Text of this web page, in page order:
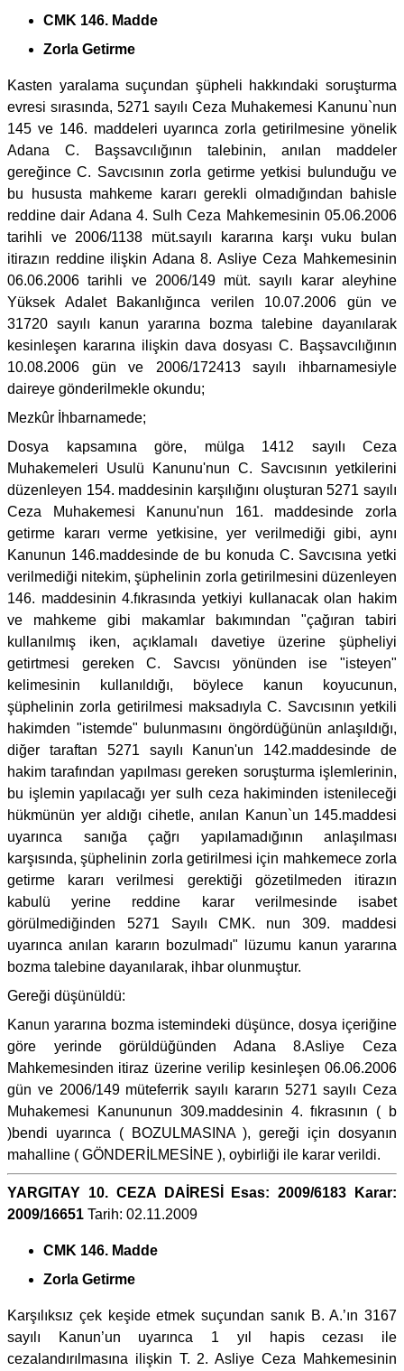
CMK 146. Madde
Zorla Getirme
Kasten yaralama suçundan şüpheli hakkındaki soruşturma
evresi sırasında, 5271 sayılı Ceza Muhakemesi Kanunu`nun
145 ve 146. maddeleri uyarınca zorla getirilmesine yönelik
Adana C. Başsavcılığının talebinin, anılan maddeler
gereğince C. Savcısının zorla getirme yetkisi bulunduğu ve
bu hususta mahkeme kararı gerekli olmadığından bahisle
reddine dair Adana 4. Sulh Ceza Mahkemesinin 05.06.2006
tarihli ve 2006/1138 müt.sayılı kararına karşı vuku bulan
itirazın reddine ilişkin Adana 8. Asliye Ceza Mahkemesinin
06.06.2006 tarihli ve 2006/149 müt. sayılı karar aleyhine
Yüksek Adalet Bakanlığınca verilen 10.07.2006 gün ve
31720 sayılı kanun yararına bozma talebine dayanılarak
kesinleşen kararına ilişkin dava dosyası C. Başsavcılığının
10.08.2006 gün ve 2006/172413 sayılı ihbarnamesiyle
daireye gönderilmekle okundu;
Mezkûr İhbarnamede;
Dosya kapsamına göre, mülga 1412 sayılı Ceza
Muhakemeleri Usulü Kanunu'nun C. Savcısının yetkilerini
düzenleyen 154. maddesinin karşılığını oluşturan 5271 sayılı
Ceza Muhakemesi Kanunu'nun 161. maddesinde zorla
getirme kararı verme yetkisine, yer verilmediği gibi, aynı
Kanunun 146.maddesinde de bu konuda C. Savcısına yetki
verilmediği nitekim, şüphelinin zorla getirilmesini düzenleyen
146. maddesinin 4.fıkrasında yetkiyi kullanacak olan hakim
ve mahkeme gibi makamlar bakımından "çağıran tabiri
kullanılmış iken, açıklamalı davetiye üzerine şüpheliyi
getirtmesi gereken C. Savcısı yönünden ise "isteyen"
kelimesinin kullanıldığı, böylece kanun koyucunun,
şüphelinin zorla getirilmesi maksadıyla C. Savcısının yetkili
hakimden "istemde" bulunmasını öngördüğünün anlaşıldığı,
diğer taraftan 5271 sayılı Kanun'un 142.maddesinde de
hakim tarafından yapılması gereken soruşturma işlemlerinin,
bu işlemin yapılacağı yer sulh ceza hakiminden istenileceği
hükmünün yer aldığı cihetle, anılan Kanun`un 145.maddesi
uyarınca sanığa çağrı yapılamadığının anlaşılması
karşısında, şüphelinin zorla getirilmesi için mahkemece zorla
getirme kararı verilmesi gerektiği gözetilmeden itirazın
kabulü yerine reddine karar verilmesinde isabet
görülmediğinden 5271 Sayılı CMK. nun 309. maddesi
uyarınca anılan kararın bozulmadı" lüzumu kanun yararına
bozma talebine dayanılarak, ihbar olunmuştur.
Gereği düşünüldü:
Kanun yararına bozma istemindeki düşünce, dosya içeriğine
göre yerinde görüldüğünden Adana 8.Asliye Ceza
Mahkemesinden itiraz üzerine verilip kesinleşen 06.06.2006
gün ve 2006/149 müteferrik sayılı kararın 5271 sayılı Ceza
Muhakemesi Kanununun 309.maddesinin 4. fıkrasının ( b
)bendi uyarınca ( BOZULMASINA ), gereği için dosyanın
mahalline ( GÖNDERİLMESİNE ), oybirliği ile karar verildi.
YARGITAY 10. CEZA DAİRESİ Esas: 2009/6183 Karar:
2009/16651 Tarih: 02.11.2009
CMK 146. Madde
Zorla Getirme
Karşılıksız çek keşide etmek suçundan sanık B. A.’ın 3167
sayılı Kanun’un uyarınca 1 yıl hapis cezası ile
cezalandırılmasına ilişkin T. 2. Asliye Ceza Mahkemesinin